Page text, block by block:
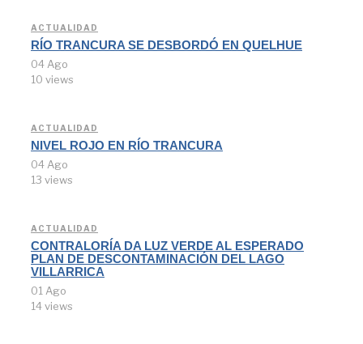
ACTUALIDAD
RÍO TRANCURA SE DESBORDÓ EN QUELHUE
04 Ago
10 views
ACTUALIDAD
NIVEL ROJO EN RÍO TRANCURA
04 Ago
13 views
ACTUALIDAD
CONTRALORÍA DA LUZ VERDE AL ESPERADO
PLAN DE DESCONTAMINACIÓN DEL LAGO
VILLARRICA
01 Ago
14 views